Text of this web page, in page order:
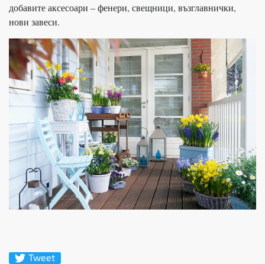
добавите аксесоари – фенери, свещници, възглавнички,
нови завеси.
Tweet